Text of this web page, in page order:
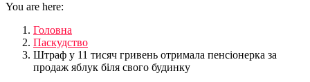
You are here:
Головна
Паскудство
Штраф у 11 тисяч гривень отримала пенсіонерка за
продаж яблук біля свого будинку